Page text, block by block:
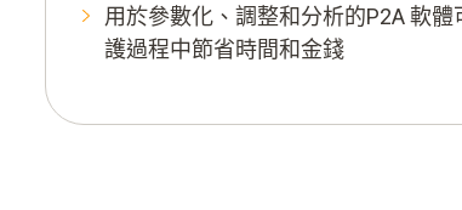
用於參數化、調整和分析的P2A 軟
護過程中節省時間和金錢